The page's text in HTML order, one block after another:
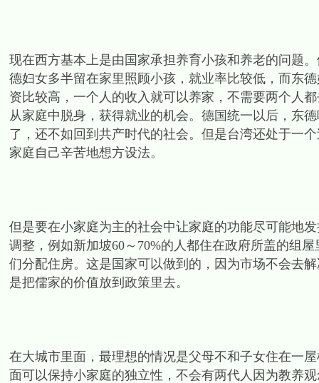
现在西方基本上是由国家承担养育小孩和养老的问题
德妇女多半留在家里照顾小孩，就业率比较低，而东
资比较高，一个人的收入就可以养家，不需要两个人
从家庭中脱身，获得就业的机会。德国统一以后，东
了，还不如回到共产时代的社会。但是台湾还处于一
家庭自己辛苦地想方设法。
但是要在小家庭为主的社会中让家庭的功能尽可能地
调整，例如新加坡60～70%的人都住在政府所盖的组
们分配住房。这是国家可以做到的，因为市场不会去
是把儒家的价值放到政策里去。
在大城市里面，最理想的情况是父母不和子女住在一
面可以保持小家庭的独立性，不会有两代人因为教养